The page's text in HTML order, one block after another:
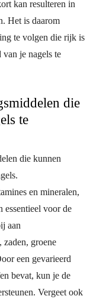
kan resulteren in
Het is daarom
te volgen die rijk is
van je nagels te
die
te
die kunnen
en mineralen,
voor de
aan
zaden, groene
een gevarieerd
bevat, kun je de
Vergeet ook